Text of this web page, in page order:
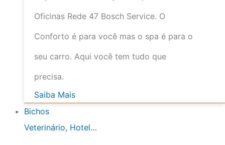
Oficinas Rede 47 Bosch Service. O
Conforto é para você mas o spa é para o
seu carro. Aqui você tem tudo que
precisa.
Saiba Mais
Bichos
Veterinário, Hotel…